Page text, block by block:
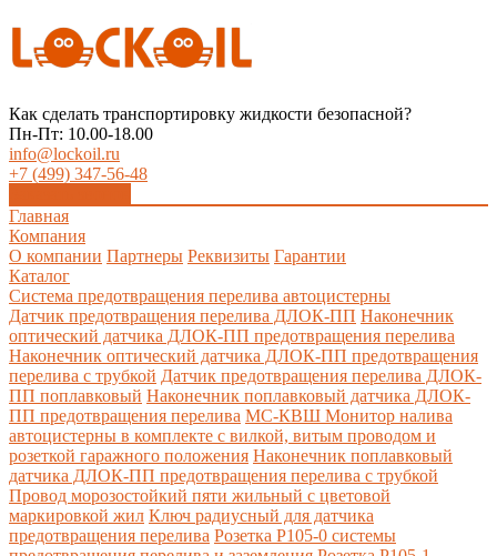
Как сделать транспортировку жидкости безопасной?
Пн-Пт: 10.00-18.00
info@lockoil.ru
+7 (499) 347-56-48
Главная
Компания
О компании Партнеры Реквизиты Гарантии
Каталог
Система предотвращения перелива автоцистерны
Датчик предотвращения перелива ДЛОК-ПП Наконечник
оптический датчика ДЛОК-ПП предотвращения перелива
Наконечник оптический датчика ДЛОК-ПП предотвращения
перелива с трубкой Датчик предотвращения перелива ДЛОК-
ПП поплавковый Наконечник поплавковый датчика ДЛОК-
ПП предотвращения перелива МС-КВШ Монитор налива
автоцистерны в комплекте с вилкой, витым проводом и
розеткой гаражного положения Наконечник поплавковый
датчика ДЛОК-ПП предотвращения перелива с трубкой
Провод морозостойкий пяти жильный с цветовой
маркировкой жил Ключ радиусный для датчика
предотвращения перелива Розетка Р105-0 системы